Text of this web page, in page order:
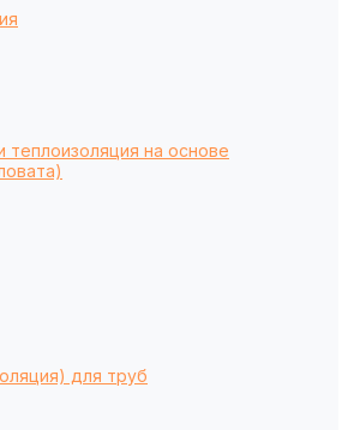
теплоизоляция на основе
для труб